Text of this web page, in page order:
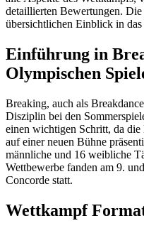
detaillierten Bewertungen.
übersichtlichen Einblick in
Einführung in
Olympischen
Breaking, auch als
Disziplin bei den
einen wichtigen Schritt, da die
auf einer neuen Bühne
männliche und 16 weibliche
Wettbewerbe fanden am 9.
Concorde statt.
Wettkampf